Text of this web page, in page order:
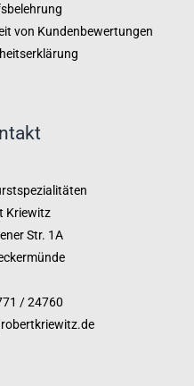
von Kundenbewertungen
Kriewitz
Str. 1A
/ 24760